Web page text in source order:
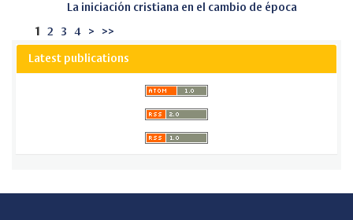
La iniciación cristiana en el cambio de época
1 2 3 4 > >>
Latest publications